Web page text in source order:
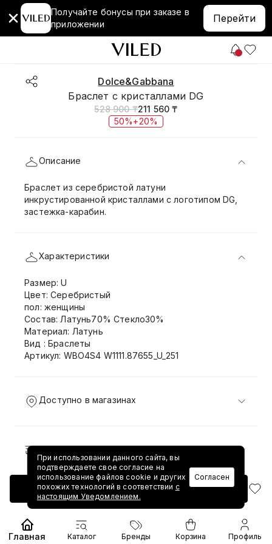
Получайте бонусы при заказе в
приложении
Перейти
Dolce&Gabbana
Браслет с кристаллами DG
528 900 ₸211 560 ₸
50%+20%
Добавить в корзину
Описание
Браслет из серебристой латуни
инкрустированной кристаллами с логотипом DG,
застежка-карабин.
Характеристики
Размер: U
Цвет: Серебристый
пол: женщины
Состав: Латунь70% Стекло30%
Материал: Латунь
Вид : Браслеты
Артикул: WBO4S4 W1111.87655_U_251
Доступно в магазинах
Доставка и возврат
При использовании данного сайта, вы
подтверждаете свое согласие на
использование файлов cookie и других
похожих технологий в соответствии с
настоящим Уведомлением.
Согласен
Главная Каталог Бренды Корзина Профиль